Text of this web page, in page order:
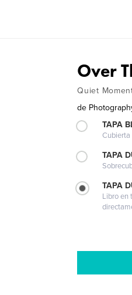
Over
Quiet
de
TAPA
Cubierta
TAPA
TAPA
Libro en